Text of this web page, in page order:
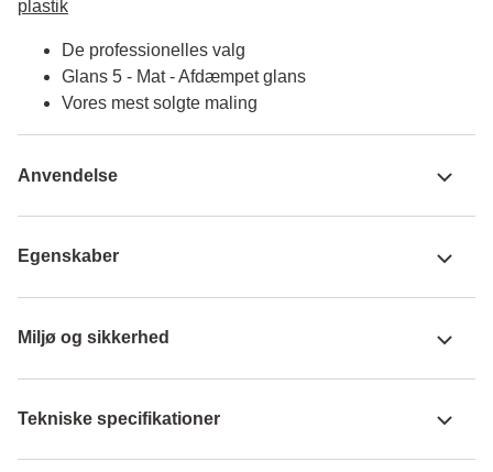
plastik
De professionelles valg
Glans 5 - Mat - Afdæmpet glans
Vores mest solgte maling
Anvendelse
Egenskaber
Miljø og sikkerhed
Tekniske specifikationer